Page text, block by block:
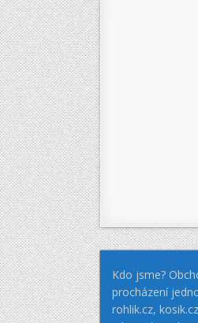
Kdo jsme?
procházení
rohlik.cz,